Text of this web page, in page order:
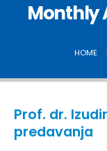
Monthly
HOME
Prof. dr.
predavanja